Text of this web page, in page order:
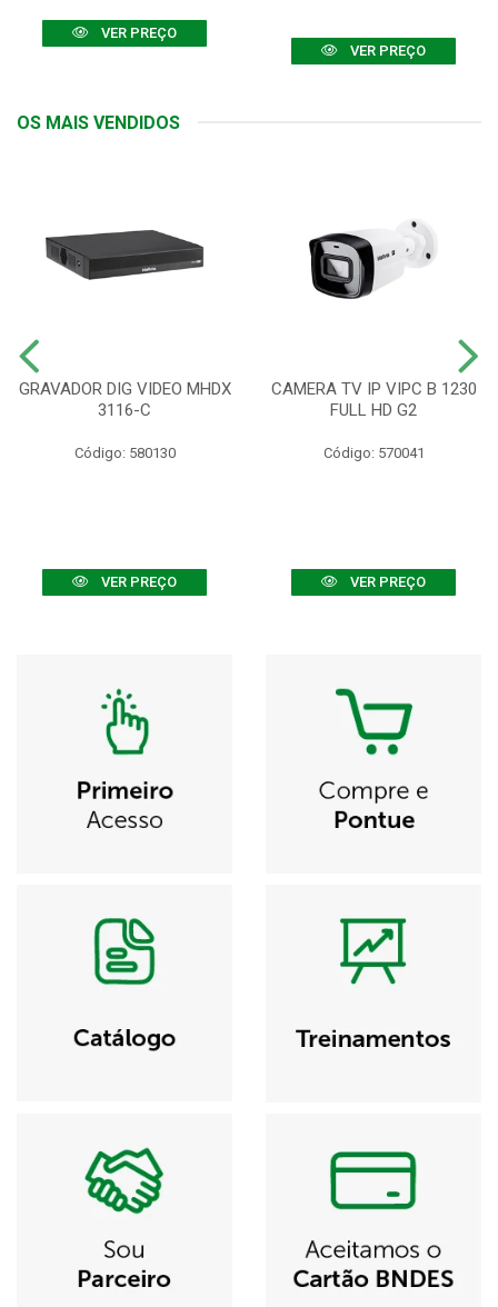
VER PREÇO
VER PREÇO
OS MAIS VENDIDOS
GRAVADOR DIG VIDEO MHDX
3116-C
Código: 580130
VER PREÇO
CAMERA TV IP VIPC B 1230
FULL HD G2
Código: 570041
VER PREÇO